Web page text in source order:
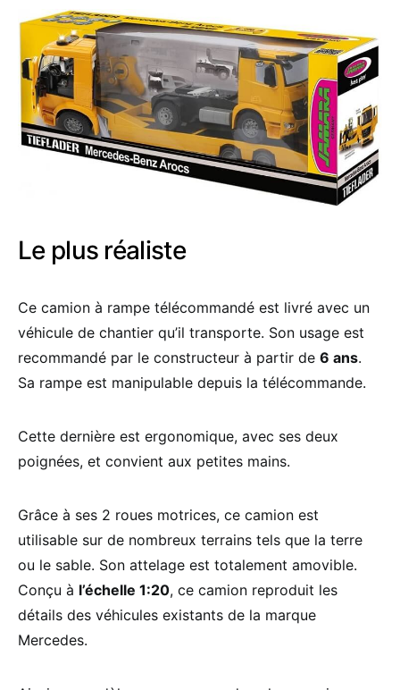
Le plus réaliste
Ce camion à rampe télécommandé est livré avec un
véhicule de chantier qu’il transporte. Son usage est
recommandé par le constructeur à partir de 6 ans.
Sa rampe est manipulable depuis la télécommande.
Cette dernière est ergonomique, avec ses deux
poignées, et convient aux petites mains.
Grâce à ses 2 roues motrices, ce camion est
utilisable sur de nombreux terrains tels que la terre
ou le sable. Son attelage est totalement amovible.
Conçu à l’échelle 1:20, ce camion reproduit les
détails des véhicules existants de la marque
Mercedes.